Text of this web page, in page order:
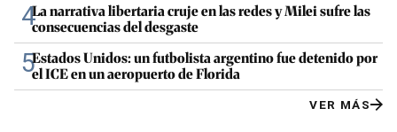
4La narrativa libertaria cruje en las redes y Milei sufre las
consecuencias del desgaste
5Estados Unidos: un futbolista argentino fue detenido por
el ICE en un aeropuerto de Florida
VER MÁS